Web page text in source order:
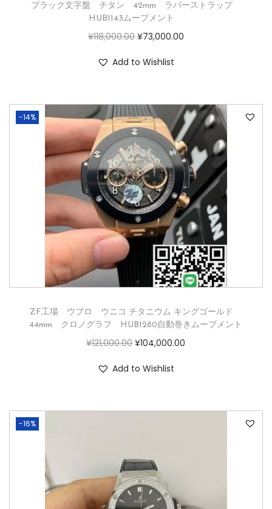
ブラック文字盤 チタン 42mm ラバーストラップ
HUB1143ムーブメント
¥118,000.00 ¥73,000.00
Add to Wishlist
-14%
ZF工場 ウブロ ウニコ チタニウム キングゴールド
44mm クロノグラフ HUB1280自動巻きムーブメント
¥121,000.00 ¥104,000.00
Add to Wishlist
-16%